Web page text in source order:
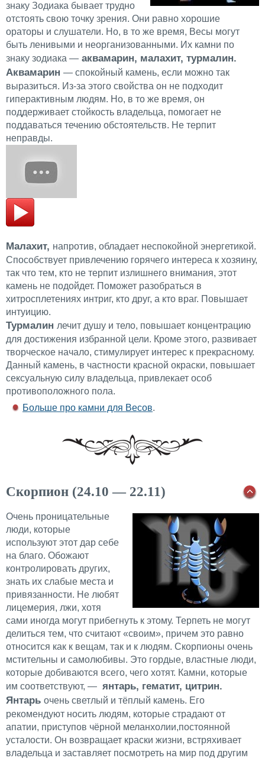
знаку Зодиака бывает трудно
отстоять свою точку зрения. Они равно хорошие
ораторы и слушатели. Но, в то же время, Весы могут
быть ленивыми и неорганизованными. Их камни по
знаку зодиака — аквамарин, малахит, турмалин.
Аквамарин — спокойный камень, если можно так
выразиться. Из-за этого свойства он не подходит
гиперактивным людям. Но, в то же время, он
поддерживает стойкость владельца, помогает не
поддаваться течению обстоятельств. Не терпит
неправды.
Малахит, напротив, обладает неспокойной энергетикой.
Способствует привлечению горячего интереса к хозяину,
так что тем, кто не терпит излишнего внимания, этот
камень не подойдет. Поможет разобраться в
хитросплетениях интриг, кто друг, а кто враг. Повышает
интуицию.
Турмалин лечит душу и тело, повышает концентрацию
для достижения избранной цели. Кроме этого, развивает
творческое начало, стимулирует интерес к прекрасному.
Данный камень, в частности красной окраски, повышает
сексуальную силу владельца, привлекает особ
противоположного пола.
Больше про камни для Весов.
Скорпион (24.10 — 22.11)
Очень проницательные
люди, которые
используют этот дар себе
на благо. Обожают
контролировать других,
знать их слабые места и
привязанности. Не любят
лицемерия, лжи, хотя
сами иногда могут прибегнуть к этому. Терпеть не могут
делиться тем, что считают «своим», причем это равно
относится как к вещам, так и к людям. Скорпионы очень
мстительны и самолюбивы. Это гордые, властные люди,
которые добиваются всего, чего хотят. Камни, которые
им соответствуют, — янтарь, гематит, цитрин.
Янтарь очень светлый и тёплый камень. Его
рекомендуют носить людям, которые страдают от
апатии, приступов чёрной меланхолии,постоянной
усталости. Он возвращает краски жизни, встряхивает
владельца и заставляет посмотреть на мир под другим